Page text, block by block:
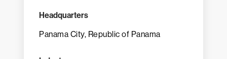
Headquarters
Panama City, Republic of Panama